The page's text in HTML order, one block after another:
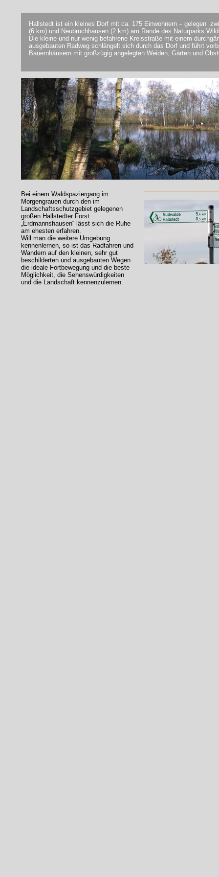
Hallstedt ist ein kleines Dorf mit ca. 175 Einwohnern – gelegen
(6 km) und Neubruchhausen (2 km) am Rande des Naturparks
Die kleine und nur wenig befahrene Kreisstraße mit einem
ausgebauten Radweg schlängelt sich durch das Dorf und führt
Bauernhäusern mit großzügig angelegten Weiden, Gärten und
Bei einem Waldspaziergang im
Morgengrauen durch den im
Landschaftsschutzgebiet gelegenen
großen Hallstedter Forst
„Erdmannshausen“ lässt sich die Ruhe
am ehesten erfahren.
Will man die weitere Umgebung
kennenlernen, so ist das Radfahren und
Wandern auf den kleinen, sehr gut
beschilderten und ausgebauten Wegen
die ideale Fortbewegung und die beste
Möglichkeit, die Sehenswürdigkeiten
und die Landschaft kennenzulernen.